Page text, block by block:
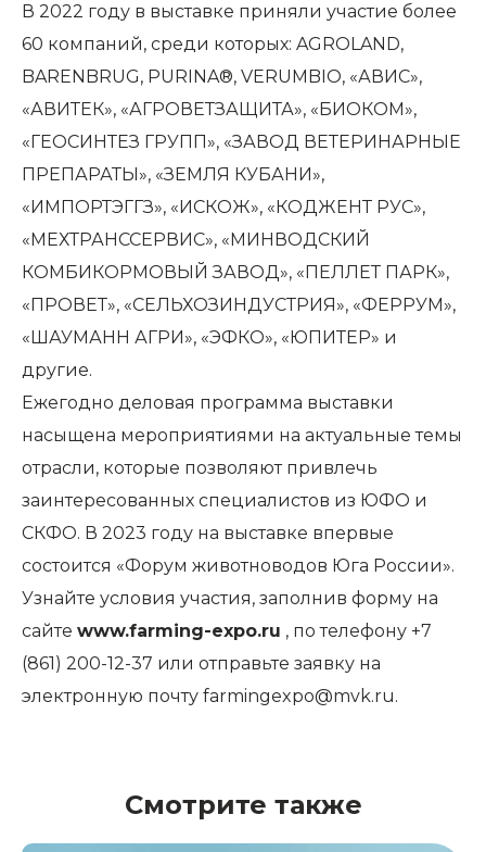
В 2022 году в выставке приняли участие более
60 компаний, среди которых: AGROLAND,
BARENBRUG, PURINA®, VERUMBIO, «АВИС»,
«АВИТЕК», «АГРОВЕТЗАЩИТА», «БИОКОМ»,
«ГЕОСИНТЕЗ ГРУПП», «ЗАВОД ВЕТЕРИНАРНЫЕ
ПРЕПАРАТЫ», «ЗЕМЛЯ КУБАНИ»,
«ИМПОРТЭГГЗ», «ИСКОЖ», «КОДЖЕНТ РУС»,
«МЕХТРАНССЕРВИС», «МИНВОДСКИЙ
КОМБИКОРМОВЫЙ ЗАВОД», «ПЕЛЛЕТ ПАРК»,
«ПРОВЕТ», «СЕЛЬХОЗИНДУСТРИЯ», «ФЕРРУМ»,
«ШАУМАНН АГРИ», «ЭФКО», «ЮПИТЕР» и
другие.
Ежегодно деловая программа выставки
насыщена мероприятиями на актуальные темы
отрасли, которые позволяют привлечь
заинтересованных специалистов из ЮФО и
СКФО. В 2023 году на выставке впервые
состоится «Форум животноводов Юга России».
Узнайте условия участия, заполнив форму на
сайте www.farming-expo.ru , по телефону +7
(861) 200-12-37 или отправьте заявку на
электронную почту farmingexpo@mvk.ru.
Смотрите также